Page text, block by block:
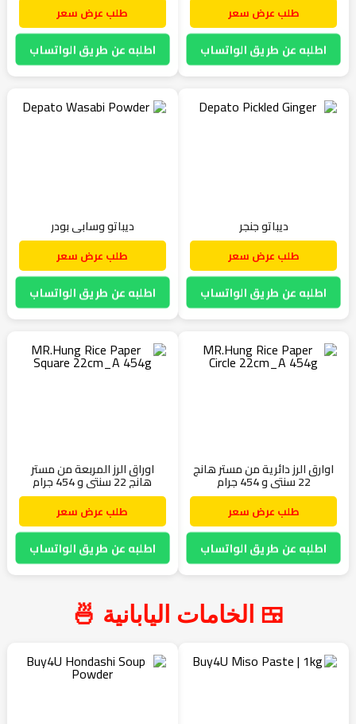
طلب عرض سعر
اطلبه عن طريق الواتساب
طلب عرض سعر
اطلبه عن طريق الواتساب
ديباتو جنجر
طلب عرض سعر
اطلبه عن طريق الواتساب
ديباتو وسابي بودر
طلب عرض سعر
اطلبه عن طريق الواتساب
اوارق الرز دائرية من مستر هانج
22 سنتي و 454 جرام
طلب عرض سعر
اطلبه عن طريق الواتساب
اوراق الرز المربعة من مستر
هانج 22 سنتي و 454 جرام
طلب عرض سعر
اطلبه عن طريق الواتساب
🍱 الخامات اليابانية 🍜